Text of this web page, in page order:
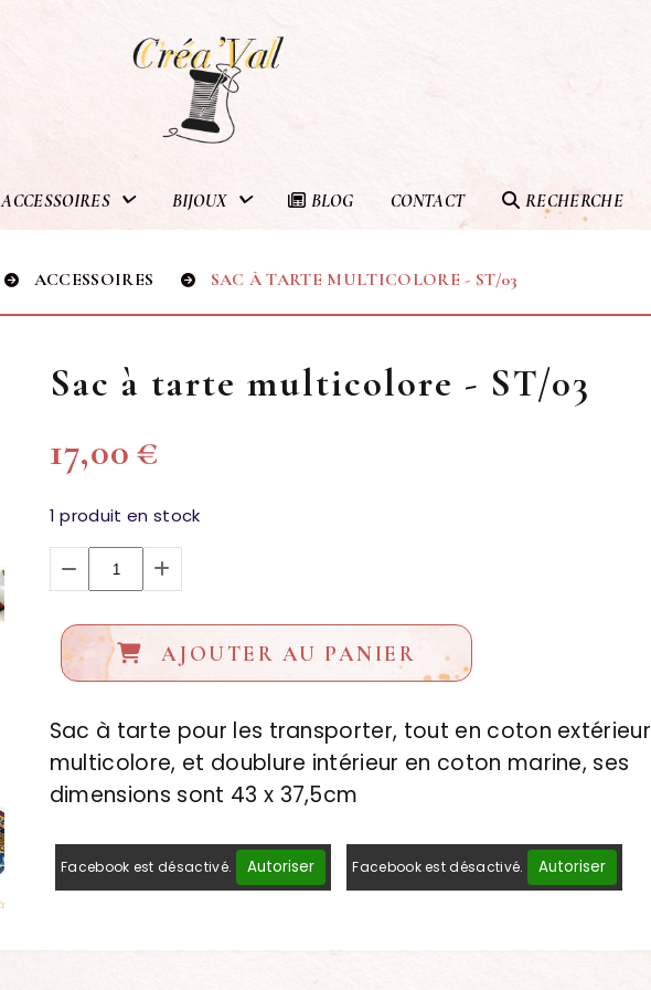
ACCESSOIRES BIJOUX BLOG CONTACT RECHERCHE
ACCESSOIRES SAC À TARTE MULTICOLORE - ST/03
Sac à tarte multicolore - ST/03
17,00€
1 produit en stock
AJOUTER AU PANIER
Sac à tarte pour les transporter, tout en coton extérieur
multicolore, et doublure intérieur en coton marine, ses
dimensions sont 43 x 37,5cm
Facebook est désactivé. Autoriser Facebook est désactivé. Autoriser